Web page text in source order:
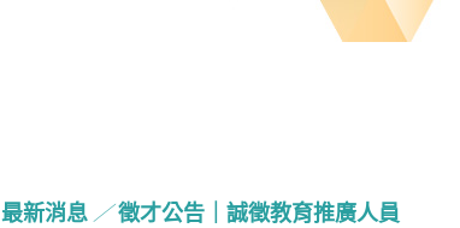
最新消息 ╱ 徵才公告｜誠徵教育推廣人員